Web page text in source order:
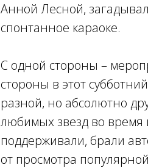
Анной Лесной,
спонтанное караоке.
С одной стороны –
стороны в этот
разной, но абсолютно
любимых звезд во время
поддерживали, брали
от просмотра